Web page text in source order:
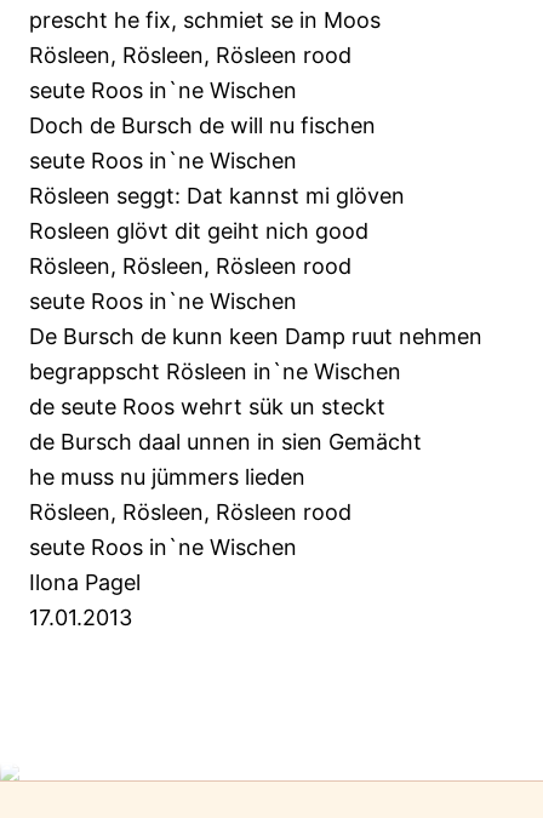
prescht he fix, schmiet se in Moos
Rösleen, Rösleen, Rösleen rood
seute Roos in`ne Wischen
Doch de Bursch de will nu fischen
seute Roos in`ne Wischen
Rösleen seggt: Dat kannst mi glöven
Rosleen glövt dit geiht nich good
Rösleen, Rösleen, Rösleen rood
seute Roos in`ne Wischen
De Bursch de kunn keen Damp ruut nehmen
begrappscht Rösleen in`ne Wischen
de seute Roos wehrt sük un steckt
de Bursch daal unnen in sien Gemächt
he muss nu jümmers lieden
Rösleen, Rösleen, Rösleen rood
seute Roos in`ne Wischen
Ilona Pagel
17.01.2013